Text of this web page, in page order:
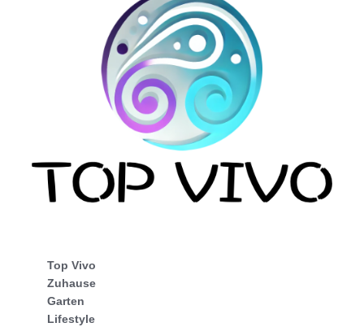
Top Vivo
Zuhause
Garten
Lifestyle